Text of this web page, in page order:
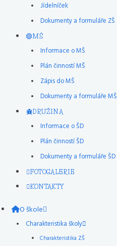
Jídelníček
Dokumenty a formuláře ZŠ
MŠ
Informace o MŠ
Plán činností MŠ
Zápis do MŠ
Dokumenty a formuláře MŠ
DRUŽINA
Informace o ŠD
Plán činností ŠD
Dokumenty a formuláře ŠD
FOTOGALERIE
KONTAKTY
O škole
Charakteristika školy
Charakteristika ZŠ